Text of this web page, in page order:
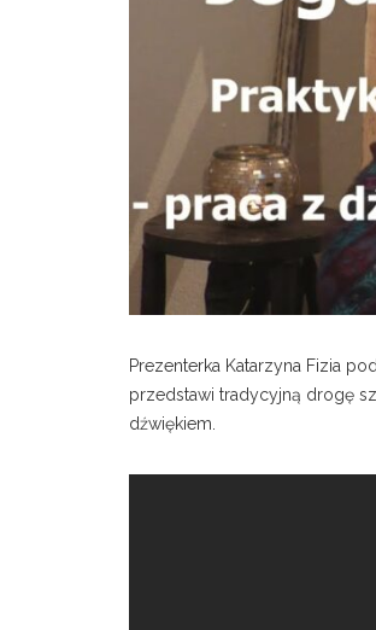
Prezenterka Katarzyna Fizia
przedstawi tradycyjną drogę
dźwiękiem.